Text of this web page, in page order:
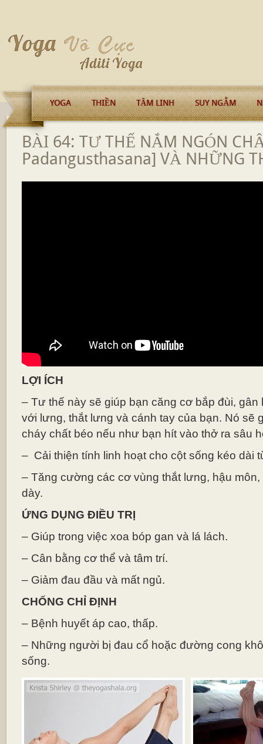
YOGA THIỀN TÂM LINH SUY NGẪM
BÀI 64: TƯ THẾ NẮM NGÓN
Padangusthasana] VÀ NHỮNG
LỢI ÍCH
– Tư thế này sẽ giúp bạn căng cơ bắp đùi,
với lưng, thắt lưng và cánh tay của bạn. Nó sẽ
cháy chất béo nếu như bạn hít vào thở ra sâu
– Cải thiện tính linh hoạt cho cột sống kéo dài
– Tăng cường các cơ vùng thắt lưng, hậu
dày.
ỨNG DỤNG ĐIỀU TRỊ
– Giúp trong việc xoa bóp gan và lá lách.
– Cân bằng cơ thể và tâm trí.
– Giảm đau đầu và mất ngủ.
CHỐNG CHỈ ĐỊNH
– Bệnh huyết áp cao, thấp.
– Những người bị đau cổ hoặc đường cong
sống.